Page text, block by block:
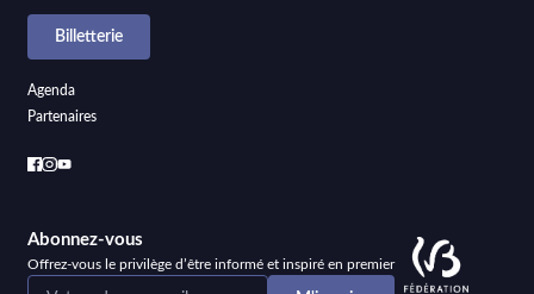
Billetterie
Agenda
Partenaires
Abonnez-vous
Offrez-vous le privilège d’être informé et inspiré en premier